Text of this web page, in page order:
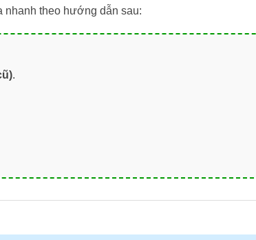
nhanh theo hướng dẫn sau:
.